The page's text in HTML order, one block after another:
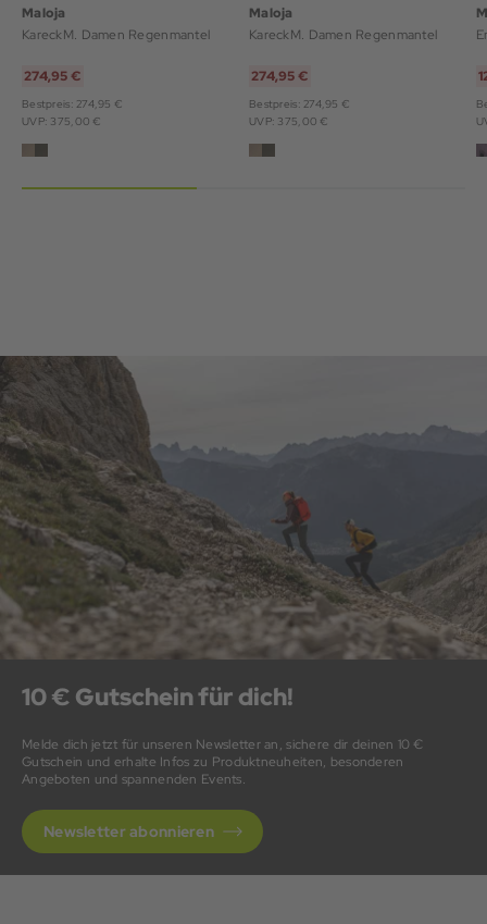
Maloja
KareckM. Damen Regenmantel
274,95 €
Bestpreis: 274,95 €
UVP: 375,00 €
Maloja
KareckM. Damen Regenmantel
274,95 €
Bestpreis: 274,95 €
UVP: 375,00 €
10 € Gutschein für dich!
Melde dich jetzt für unseren Newsletter an, sichere dir deinen 10 €
Gutschein und erhalte Infos zu Produktneuheiten, besonderen
Angeboten und spannenden Events.
Newsletter abonnieren